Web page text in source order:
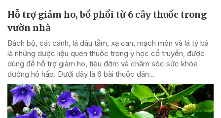
Hỗ trợ giảm ho, bổ phổi từ 6 cây thuốc trong
vườn nhà
Bách bộ, cát cánh, lá dâu tằm, xạ can, mạch môn và lá tỳ bà
là những dược liệu quen thuộc trong y học cổ truyền, được
dùng để hỗ trợ giảm ho, tiêu đờm và chăm sóc sức khỏe
đường hô hấp. Dưới đây là 6 bài thuốc dân...